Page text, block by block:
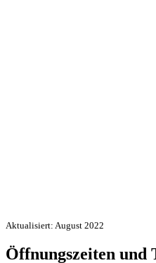
Aktualisiert: August 2022
Öffnungszeiten und